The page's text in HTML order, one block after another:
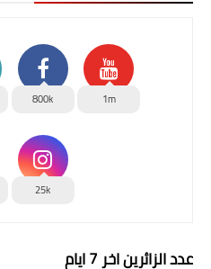
1m
800k
25k
عدد الزائرين اخر 7 ايام